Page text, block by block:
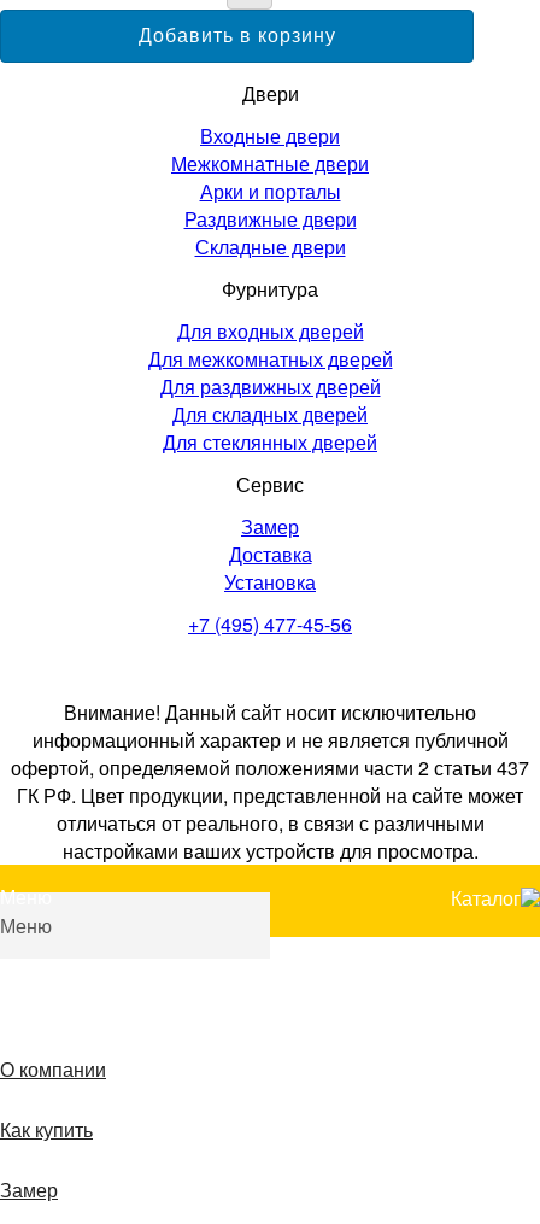
Двери
Входные двери
Межкомнатные двери
Арки и порталы
Раздвижные двери
Складные двери
Фурнитура
Для входных дверей
Для межкомнатных дверей
Для раздвижных дверей
Для складных дверей
Для стеклянных дверей
Сервис
Замер
Доставка
Установка
+7 (495) 477-45-56
Внимание! Данный сайт носит исключительно
информационный характер и не является публичной
офертой, определяемой положениями части 2 статьи 437
ГК РФ. Цвет продукции, представленной на сайте может
отличаться от реального, в связи с различными
настройками ваших устройств для просмотра.
Меню
Меню
О компании
Как купить
Замер
Каталог